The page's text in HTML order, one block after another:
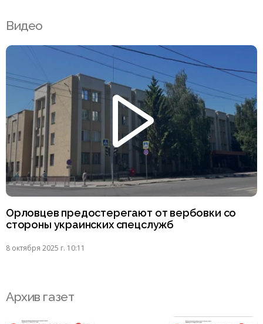
Видео
Орловцев предостерегают от вербовки со
стороны украинских спецслужб
8 октября 2025 г. 10:11
Архив газет